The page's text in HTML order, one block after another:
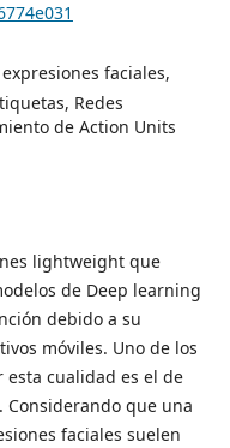
faciales,
Redes
de Action Units
lightweight que
de Deep learning
debido a su
móviles. Uno de los
cualidad es el de
Considerando que una
faciales suelen